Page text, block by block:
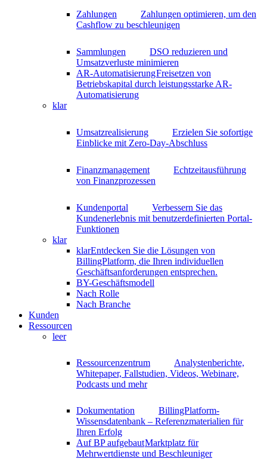
Zahlungen
Zahlungen optimieren, um den
Cashflow zu beschleunigen
Sammlungen
DSO reduzieren und
Umsatzverluste minimieren
AR-AutomatisierungFreisetzen von
Betriebskapital durch leistungsstarke AR-
Automatisierung
klar
Umsatzrealisierung
Erzielen Sie sofortige
Einblicke mit Zero-Day-Abschluss
Finanzmanagement
Echtzeitausführung
von Finanzprozessen
Kundenportal
Verbessern Sie das
Kundenerlebnis mit benutzerdefinierten Portal-
Funktionen
klar
klarEntdecken Sie die Lösungen von
BillingPlatform, die Ihren individuellen
Geschäftsanforderungen entsprechen.
BY-Geschäftsmodell
Nach Rolle
Nach Branche
Kunden
Ressourcen
leer
Ressourcenzentrum
Analystenberichte,
Whitepaper, Fallstudien, Videos, Webinare,
Podcasts und mehr
Dokumentation
BillingPlatform-
Wissensdatenbank – Referenzmaterialien für
Ihren Erfolg
Auf BP aufgebautMarktplatz für
Mehrwertdienste und Beschleuniger